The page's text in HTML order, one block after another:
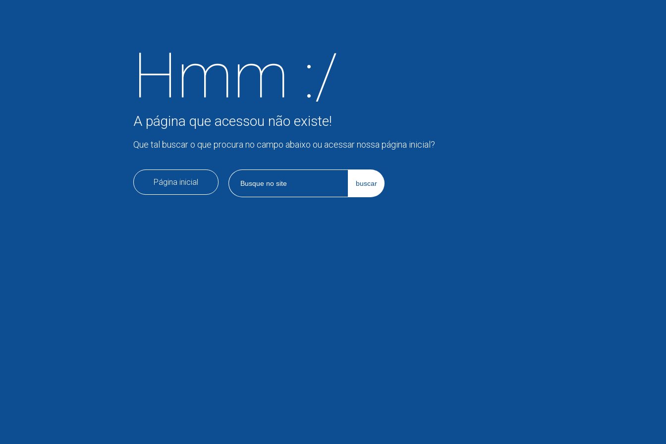
Hmm :/
A página que acessou não existe!
Que tal buscar o que procura no campo abaixo ou acessar nossa página inicial?
Página inicial